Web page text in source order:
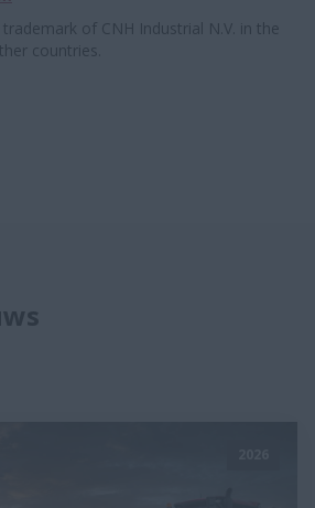
of CNH Industrial N.V. in the
countries.